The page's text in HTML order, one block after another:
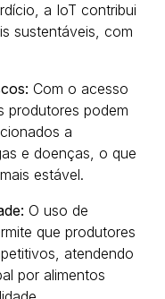
a IoT contribui
sustentáveis, com
Com o acesso
produtores podem
a
e doenças, o que
estável.
O uso de
que produtores
atendendo
por alimentos